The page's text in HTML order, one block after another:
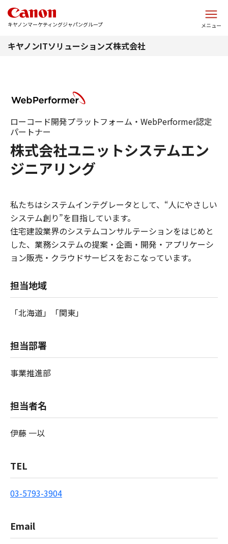
キヤノンマーケティングジャパングループ メニュー
キヤノンITソリューションズ株式会社
株式会社ユニットシステムエン
ジニアリング
ローコード開発プラットフォーム・WebPerformer認定
パートナー
私たちはシステムインテグレータとして、“人にやさしい
システム創り”を目指しています。
住宅建設業界のシステムコンサルテーションをはじめと
した、業務システムの提案・企画・開発・アプリケーシ
ョン販売・クラウドサービスをおこなっています。
担当地域
「北海道」「関東」
担当部署
事業推進部
担当者名
伊藤 一以
TEL
03-5793-3904
Email